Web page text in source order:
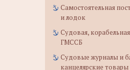
Самостоятельная
и лодок
Судовая,
ГМССБ
Судовые журналы и
канцелярские товары